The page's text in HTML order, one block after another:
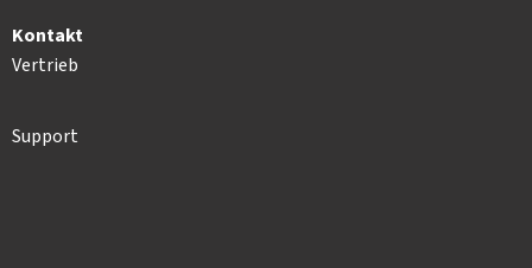
Kontakt
Vertrieb
Support